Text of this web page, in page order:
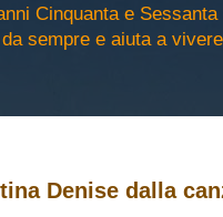
Cinquanta e
sempre e aiuta a
Denise dalla